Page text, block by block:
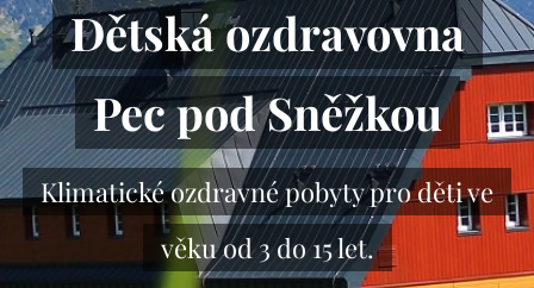
Dětská ozdravovna
Pec pod Sněžkou
Klimatické ozdravné pobyty pro děti ve
věku od 3 do 15 let.